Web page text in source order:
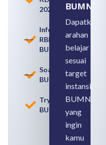
2026
Informasi
RBB
BUMN
Soal
BUMN
Tryout
BUMN
BUMN
Dapatkan
arahan
belajar
sesuai
target
instansi
BUMN
yang
ingin
kamu